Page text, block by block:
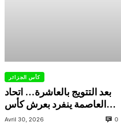
كأس الجزائر
بعد التتويج بالعاشرة… اتحاد
العاصمة ينفرد بعرش كأس
الجزائر
Avril 30, 2026 0